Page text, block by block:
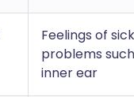
Feelings of
problems
inner ear